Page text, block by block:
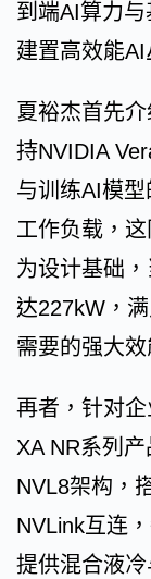
到端AI算力
建置高效能AI
夏裕杰首先
持NVIDIA
与训练AI模
工作负载，
为设计基础
达227kW，
需要的强大效
再者，针对
XA NR系列
NVL8架构，
NVLink互连
提供混合液